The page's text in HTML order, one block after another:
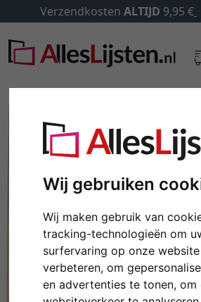
Wij gebruiken
Wij maken gebruik van
tracking-technologieën om
surfervaring op onze
verbeteren, om
en advertenties te tonen, om
Verzendkosten ALTIJD 9,95 €
Terug